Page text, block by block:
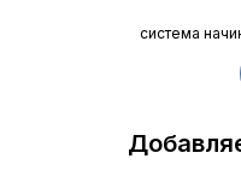
система